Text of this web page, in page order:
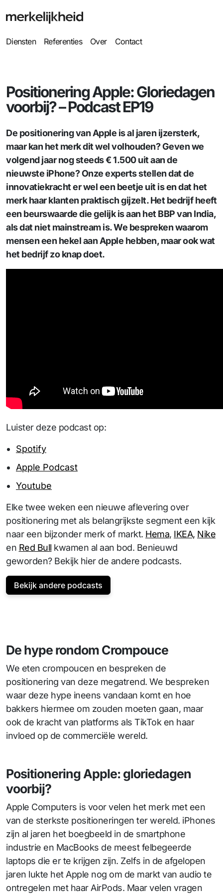
Diensten Referenties Over Contact
Positionering Apple: Gloriedagen
voorbij? – Podcast EP19
De positionering van Apple is al jaren ijzersterk,
maar kan het merk dit wel volhouden? Geven we
volgend jaar nog steeds € 1.500 uit aan de
nieuwste iPhone? Onze experts stellen dat de
innovatiekracht er wel een beetje uit is en dat het
merk haar klanten praktisch gijzelt. Het bedrijf heeft
een beurswaarde die gelijk is aan het BBP van India,
als dat niet mainstream is. We bespreken waarom
mensen een hekel aan Apple hebben, maar ook wat
het bedrijf zo knap doet.
Luister deze podcast op:
Spotify
Apple Podcast
Youtube
Elke twee weken een nieuwe aflevering over
positionering met als belangrijkste segment een kijk
naar een bijzonder merk of markt. Hema, IKEA, Nike
en Red Bull kwamen al aan bod. Benieuwd
geworden? Bekijk hier de andere podcasts.
Bekijk andere podcasts
De hype rondom Crompouce
We eten crompoucen en bespreken de
positionering van deze megatrend. We bespreken
waar deze hype ineens vandaan komt en hoe
bakkers hiermee om zouden moeten gaan, maar
ook de kracht van platforms als TikTok en haar
invloed op de commerciële wereld.
Positionering Apple: gloriedagen
voorbij?
Apple Computers is voor velen het merk met een
van de sterkste positioneringen ter wereld. iPhones
zijn al jaren het boegbeeld in de smartphone
industrie en MacBooks de meest felbegeerde
laptops die er te krijgen zijn. Zelfs in de afgelopen
jaren lukte het Apple nog om de markt van audio te
ontregelen met haar AirPods. Maar velen vragen